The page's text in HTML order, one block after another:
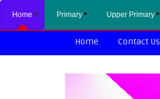
Home Primary Upper Primary
Home Contact Us